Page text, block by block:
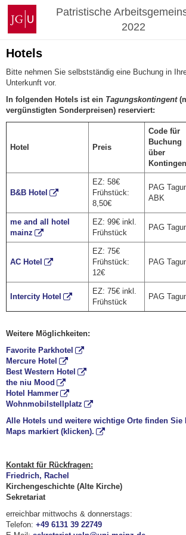
Zum
Inhalt
springen
Johannes
Gutenberg-
Universität
Mainz
Patristische
2022
Hotels
Bitte nehmen Sie selbstständig eine Buchung in
Unterkunft vor.
In folgenden Hotels ist ein Tagungskontingent
vergünstigten Sonderpreisen) reserviert:
Hotel Preis
Code für
Buchung
über
B&B Hotel
EZ: 58€
Frühstück:
8,50€
PAG
ABK
me and all hotel
mainz
EZ: 99€ inkl.
Frühstück
PAG
AC Hotel
EZ: 75€
Frühstück:
12€
PAG
Intercity Hotel
EZ: 75€ inkl.
Frühstück
PAG
Weitere Möglichkeiten:
Favorite Parkhotel
Mercure Hotel
Best Western Hotel
the niu Mood
Hotel Hammer
Wohnmobilstellplatz
Alle Hotels und weitere wichtige Orte finden
Maps markiert (klicken).
Kontakt für Rückfragen:
Friedrich, Rachel
Kirchengeschichte (Alte Kirche)
Sekretariat
erreichbar mittwochs & donnerstags:
Telefon: +49 6131 39 22749